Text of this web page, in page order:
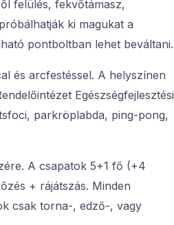
felülés, fekvőtámasz,
ki magukat a
pontboltban lehet beváltani.
és arcfestéssel. A helyszínen
Egészségfejlesztési
parkröplabda, ping-pong,
A csapatok 5+1 fő (+4
+ rájátszás. Minden
csak torna-, edző-, vagy